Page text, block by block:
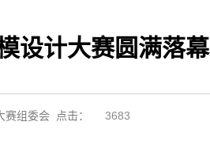
设计大赛圆满落幕
组委会 点击： 3683